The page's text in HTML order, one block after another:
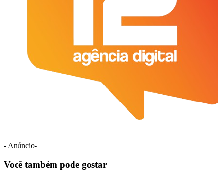
- Anúncio-
Você também pode gostar